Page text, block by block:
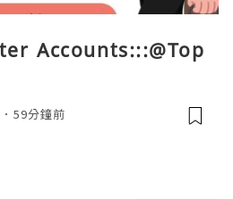
Accounts:::@Top
59分鐘前